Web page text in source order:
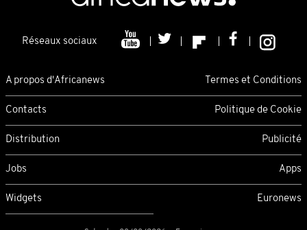
Réseaux sociaux
A propos d'Africanews Termes et Conditions
Contacts Politique de Cookie
Distribution Publicité
Jobs Apps
Widgets Euronews